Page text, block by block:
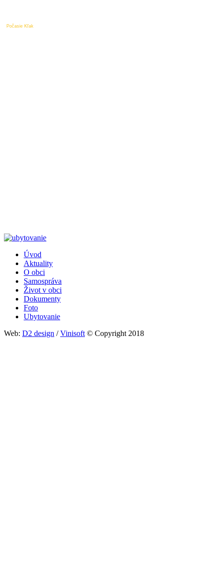
Počasie Kľak
Päta
Úvod
Aktuality
O obci
Samospráva
Život v obci
Dokumenty
Foto
Ubytovanie
Web: D2 design /Vinisoft © Copyright 2018